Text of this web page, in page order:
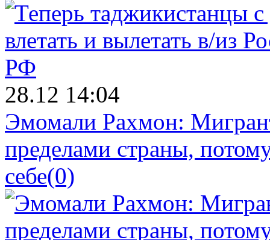
28.12 14:04
Эмомали Рахмон:
пределами страны,
себе(0)